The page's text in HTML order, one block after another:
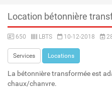
Location bétonnière
650 LBTS 10-12-2018
Services Locations
La bétonnière transformée est
chaux/chanvre.